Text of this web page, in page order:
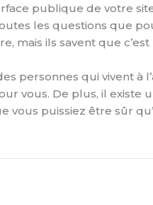
publique de votre
les questions que
mais ils savent que
personnes qui vivent à
vous. De plus, il existe
puissiez être sûr